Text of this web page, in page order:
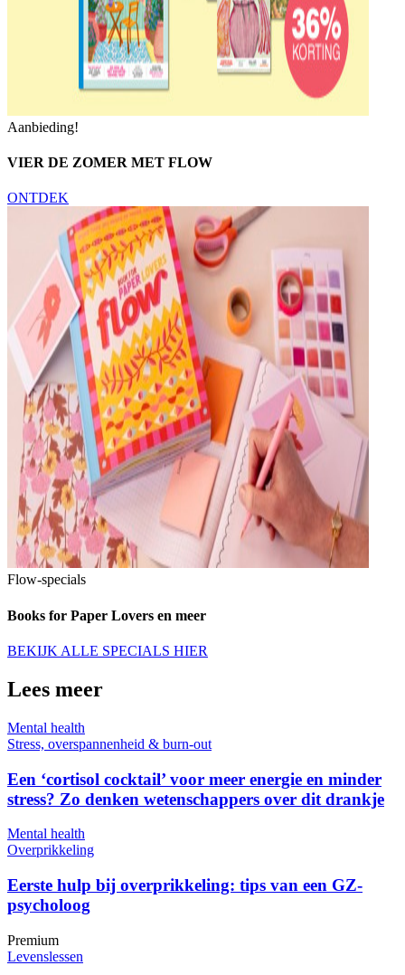
Aanbieding!
VIER DE ZOMER MET FLOW
ONTDEK
Flow-specials
Books for Paper Lovers en meer
BEKIJK ALLE SPECIALS HIER
Lees meer
Mental health
Stress, overspannenheid & burn-out
Een ‘cortisol cocktail’ voor meer energie en minder
stress? Zo denken wetenschappers over dit drankje
Mental health
Overprikkeling
Eerste hulp bij overprikkeling: tips van een GZ-
psycholoog
Premium
Levenslessen